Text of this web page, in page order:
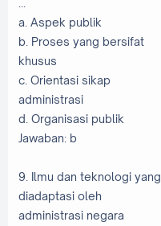
a. Aspek publik
b. Proses yang bersifat
khusus
c. Orientasi sikap
administrasi
d. Organisasi publik
Jawaban: b
9. Ilmu dan teknologi yang
diadaptasi oleh
administrasi negara